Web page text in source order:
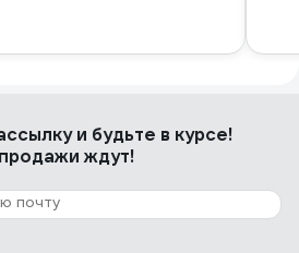
и будьте в курсе!
ждут!